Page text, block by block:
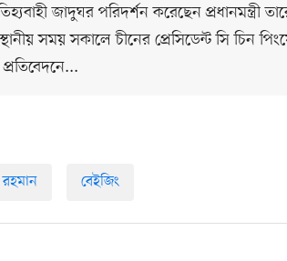
জাদুঘর পরিদর্শন করেছেন প্রধানমন্ত্রী
সময় সকালে চীনের প্রেসিডেন্ট সি চিন
রহমান বেইজিং